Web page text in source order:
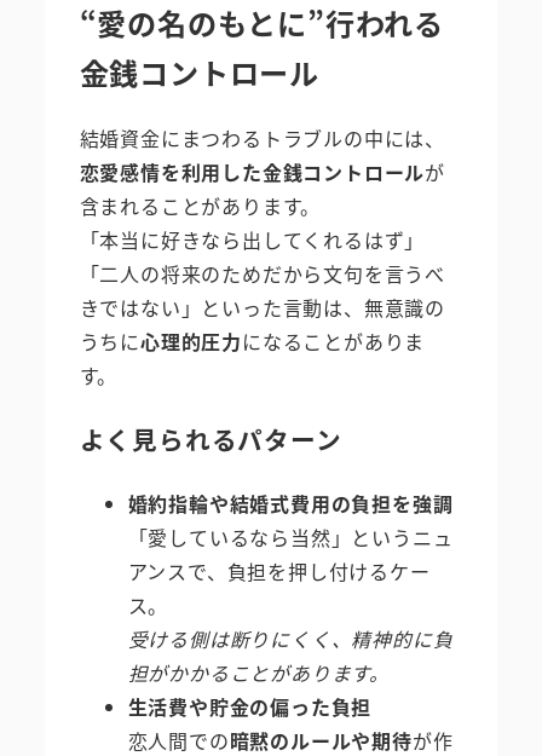
“愛の名のもとに”行われる
金銭コントロール
結婚資金にまつわるトラブルの中には、
恋愛感情を利用した金銭コントロールが
含まれることがあります。
「本当に好きなら出してくれるはず」
「二人の将来のためだから文句を言うべ
きではない」といった言動は、無意識の
うちに心理的圧力になることがありま
す。
よく見られるパターン
婚約指輪や結婚式費用の負担を強調
「愛しているなら当然」というニュ
アンスで、負担を押し付けるケー
ス。
受ける側は断りにくく、精神的に負
担がかかることがあります。
生活費や貯金の偏った負担
恋人間での暗黙のルールや期待が作